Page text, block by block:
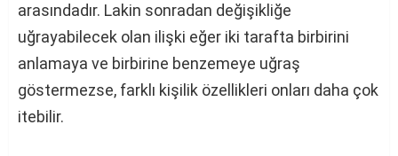
arasındadır. Lakin sonradan değişikliğe
uğrayabilecek olan ilişki eğer iki tarafta birbirini
anlamaya ve birbirine benzemeye uğraş
göstermezse, farklı kişilik özellikleri onları daha çok
itebilir.